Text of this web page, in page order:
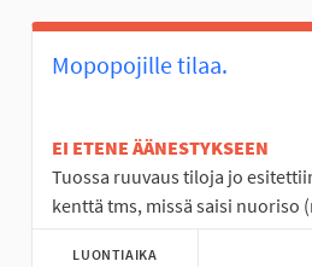
Mopopojille tilaa.
EI ETENE ÄÄNESTYKSEEN
Tuossa ruuvaus tiloja jo
kenttä tms, missä saisi nuoriso
LUONTIAIKA